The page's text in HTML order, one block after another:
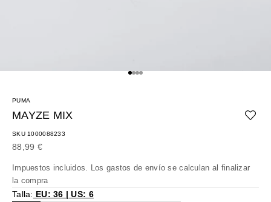
Ir al artículo 1
Ir al artículo 2
Ir al artículo 3
Ir al artículo 4
PUMA
MAYZE MIX
SKU 1000088233
Precio de oferta
88,99 €
Impuestos incluidos. Los gastos de envío se calculan al finalizar
la compra
Talla: EU: 36 | US: 6